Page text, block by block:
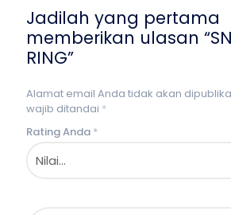
Jadilah yang pertama
memberikan ulasan
RING”
Alamat email Anda tidak akan
wajib ditandai *
Rating Anda *